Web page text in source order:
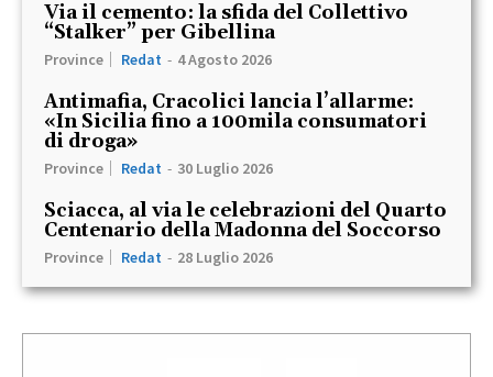
Via il cemento: la sfida del Collettivo
“Stalker” per Gibellina
Province Redat - 4 Agosto 2026
Antimafia, Cracolici lancia l’allarme:
«In Sicilia fino a 100mila consumatori
di droga»
Province Redat - 30 Luglio 2026
Sciacca, al via le celebrazioni del Quarto
Centenario della Madonna del Soccorso
Province Redat - 28 Luglio 2026